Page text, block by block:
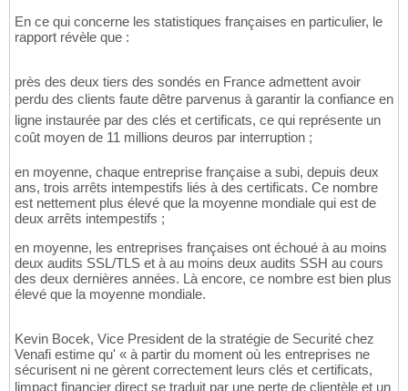
En ce qui concerne les statistiques françaises en particulier, le
rapport révèle que :
près des deux tiers des sondés en France admettent avoir
perdu des clients faute dêtre parvenus à garantir la confiance en
ligne instaurée par des clés et certificats, ce qui représente un
coût moyen de 11 millions deuros par interruption ;
en moyenne, chaque entreprise française a subi, depuis deux
ans, trois arrêts intempestifs liés à des certificats. Ce nombre
est nettement plus élevé que la moyenne mondiale qui est de
deux arrêts intempestifs ;
en moyenne, les entreprises françaises ont échoué à au moins
deux audits SSL/TLS et à au moins deux audits SSH au cours
des deux dernières années. Là encore, ce nombre est bien plus
élevé que la moyenne mondiale.
Kevin Bocek, Vice President de la stratégie de Securité chez
Venafi estime qu' « à partir du moment où les entreprises ne
sécurisent ni ne gèrent correctement leurs clés et certificats,
limpact financier direct se traduit par une perte de clientèle et un